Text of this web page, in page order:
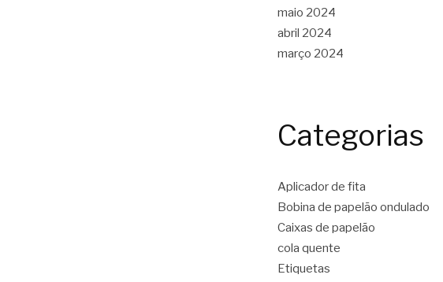
maio 2024
abril 2024
março 2024
Categorias
Aplicador de fita
Bobina de papelão ondulado
Caixas de papelão
cola quente
Etiquetas